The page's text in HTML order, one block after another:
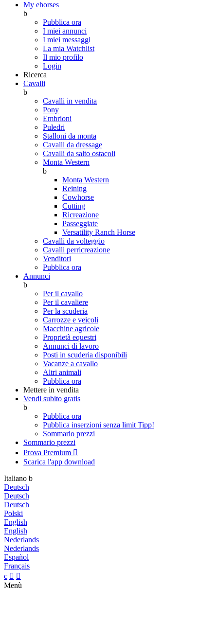
My ehorses
b
Pubblica ora
I miei annunci
I miei messaggi
La mia Watchlist
Il mio profilo
Login
Ricerca
Cavalli
b
Cavalli in vendita
Pony
Embrioni
Puledri
Stalloni da monta
Cavalli da dressage
Cavalli da salto ostacoli
Monta Western
b
Monta Western
Reining
Cowhorse
Cutting
Ricreazione
Passeggiate
Versatility Ranch Horse
Cavalli da volteggio
Cavalli perricreazione
Venditori
Pubblica ora
Annunci
b
Per il cavallo
Per il cavaliere
Per la scuderia
Carrozze e veicoli
Macchine agricole
Proprietà equestri
Annunci di lavoro
Posti in scuderia disponibili
Vacanze a cavallo
Altri animali
Pubblica ora
Mettere in vendita
Vendi subito gratis
b
Pubblica ora
Pubblica inserzioni senza limit Tipp!
Sommario prezzi
Sommario prezzi
Prova Premium 
Scarica l'app download
Italiano b
Deutsch
Deutsch
Deutsch
Polski
English
English
Nederlands
Nederlands
Español
Français
c  
Menù